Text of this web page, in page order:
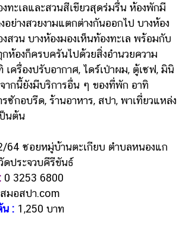
ทะเลและสวนสีเขียวสุดร่มรื่น ห้องพักมี
ย่างสวยงามแตกต่างกันออกไป บางห้อง
สวน บางห้องมองเห็นท้องทะเล พร้อมกับ
ห้องก็ครบครันไปด้วยสิ่งอำนวยความ
เครื่องปรับอากาศ, ไดร์เป่าผม, ตู้เซฟ, มินิ
ากนี้ยังมีบริการอื่น ๆ ของที่พัก อาทิ
ซักอบรีด, ร้านอาหาร, สปา, พาเที่ยวแหล่ง
นต้น
64 ซอยหมู่บ้านตะเกียบ ตำบลหนองแก
ดประจวบคีรีขันธ์
0 3253 6800
สมอสปา.com
น : 1,250 บาท